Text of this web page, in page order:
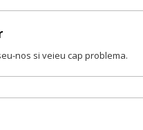
nos si veieu cap problema.